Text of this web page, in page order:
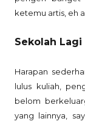
ketemu artis, eh
Sekolah Lagi
Harapan
lulus kuliah,
belom
yang lainnya,